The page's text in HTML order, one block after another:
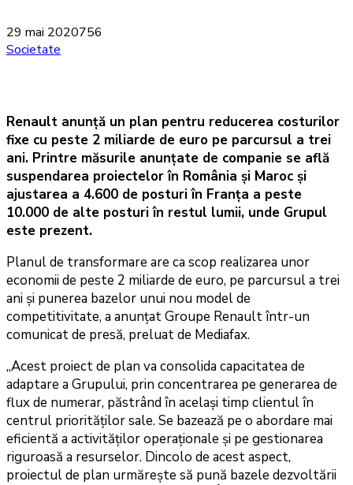
29 mai 2020756
Societate
Renault anunță un plan pentru reducerea costurilor
fixe cu peste 2 miliarde de euro pe parcursul a trei
ani. Printre măsurile anunțate de companie se află
suspendarea proiectelor în România și Maroc și
ajustarea a 4.600 de posturi în Franța a peste
10.000 de alte posturi în restul lumii, unde Grupul
este prezent.
Planul de transformare are ca scop realizarea unor
economii de peste 2 miliarde de euro, pe parcursul a trei
ani și punerea bazelor unui nou model de
competitivitate, a anunțat Groupe Renault într-un
comunicat de presă, preluat de Mediafax.
„Acest proiect de plan va consolida capacitatea de
adaptare a Grupului, prin concentrarea pe generarea de
flux de numerar, păstrând în același timp clientul în
centrul priorităților sale. Se bazează pe o abordare mai
eficientă a activităților operaționale și pe gestionarea
riguroasă a resurselor. Dincolo de acest aspect,
proiectul de plan urmărește să pună bazele dezvoltării